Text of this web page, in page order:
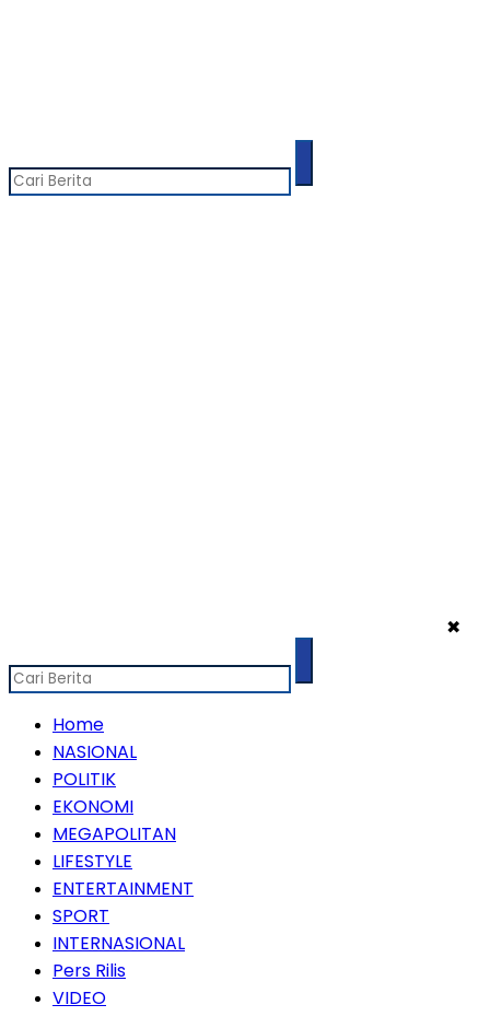
✖
Home
NASIONAL
POLITIK
EKONOMI
MEGAPOLITAN
LIFESTYLE
ENTERTAINMENT
SPORT
INTERNASIONAL
Pers Rilis
VIDEO